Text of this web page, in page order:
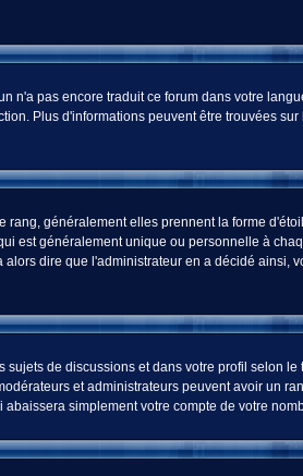
pas encore traduit ce forum dans votre
Plus d'informations peuvent être trouvées
rang, généralement elles prennent la forme
est généralement unique ou personnelle à
dire que l'administrateur en a décidé ainsi,
de discussions et dans votre profil selon
et administrateurs peuvent avoir un
simplement votre compte de votre